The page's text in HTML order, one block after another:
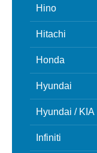
Hino
Hitachi
Honda
Hyundai
Hyundai / KIA
Infiniti